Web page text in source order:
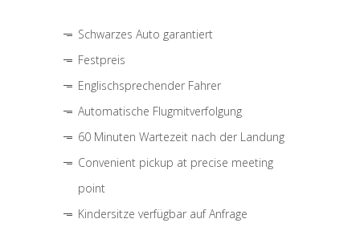
Schwarzes Auto garantiert
Festpreis
Englischsprechender Fahrer
Automatische Flugmitverfolgung
60 Minuten Wartezeit nach der Landung
Convenient pickup at precise meeting
point
Kindersitze verfügbar auf Anfrage